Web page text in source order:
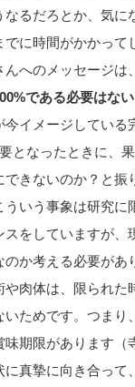
るだろとか、気に
でに時間がかかって
へのメッセージは、
である必要はない
今イメージしている
となったときに、
できないのか？と振
ういう事象は研究に
をしていますが、
か考える必要があ
や肉体は、限られた
ためです。つまり
味期限があります（
真摯に向き合って